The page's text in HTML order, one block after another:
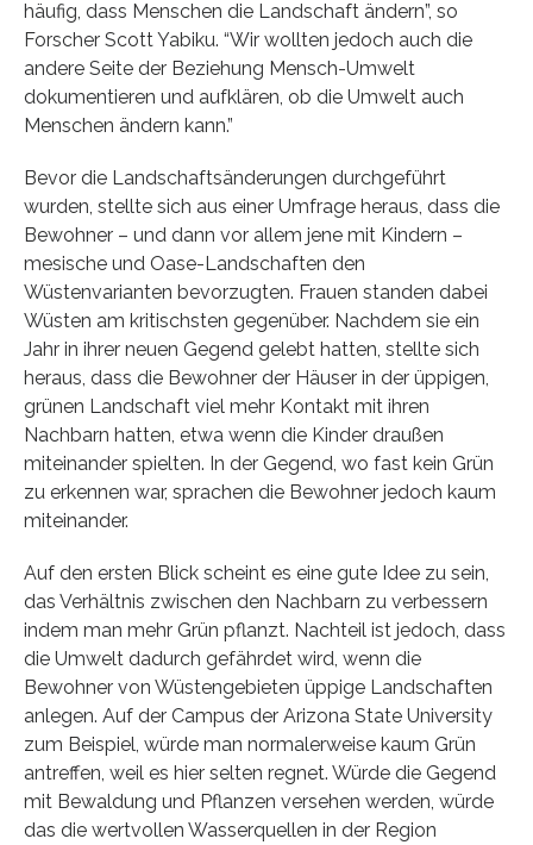
häufig, dass Menschen die Landschaft ändern”, so
Forscher Scott Yabiku. “Wir wollten jedoch auch die
andere Seite der Beziehung Mensch-Umwelt
dokumentieren und aufklären, ob die Umwelt auch
Menschen ändern kann.”
Bevor die Landschaftsänderungen durchgeführt
wurden, stellte sich aus einer Umfrage heraus, dass die
Bewohner – und dann vor allem jene mit Kindern –
mesische und Oase-Landschaften den
Wüstenvarianten bevorzugten. Frauen standen dabei
Wüsten am kritischsten gegenüber. Nachdem sie ein
Jahr in ihrer neuen Gegend gelebt hatten, stellte sich
heraus, dass die Bewohner der Häuser in der üppigen,
grünen Landschaft viel mehr Kontakt mit ihren
Nachbarn hatten, etwa wenn die Kinder draußen
miteinander spielten. In der Gegend, wo fast kein Grün
zu erkennen war, sprachen die Bewohner jedoch kaum
miteinander.
Auf den ersten Blick scheint es eine gute Idee zu sein,
das Verhältnis zwischen den Nachbarn zu verbessern
indem man mehr Grün pflanzt. Nachteil ist jedoch, dass
die Umwelt dadurch gefährdet wird, wenn die
Bewohner von Wüstengebieten üppige Landschaften
anlegen. Auf der Campus der Arizona State University
zum Beispiel, würde man normalerweise kaum Grün
antreffen, weil es hier selten regnet. Würde die Gegend
mit Bewaldung und Pflanzen versehen werden, würde
das die wertvollen Wasserquellen in der Region